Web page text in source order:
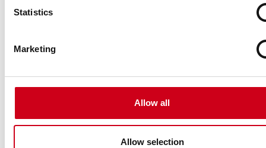
Statistics
Marketing
Allow all
Allow selection